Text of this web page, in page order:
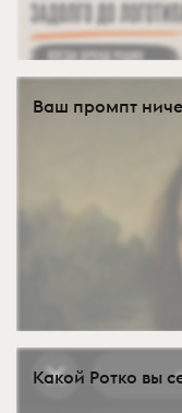
Ваш промпт
Какой Ротко вы